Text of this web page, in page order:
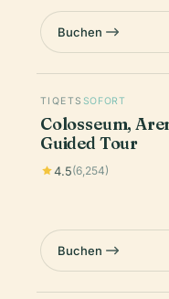
Buchen
TIQETS SOFORT
Colosseum,
Guided Tour
4.5(6,254)
Buchen